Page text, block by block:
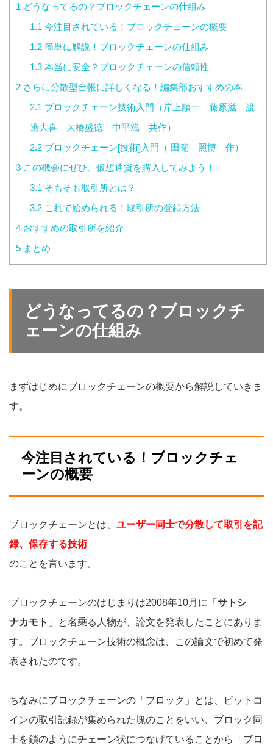
1 どうなってるの？ブロックチェーンの仕組み
1.1 今注目されている！ブロックチェーンの概要
1.2簡単に解説！ブロックチェーンの仕組み
1.3本当に安全？ブロックチェーンの信頼性
2 さらに分散型台帳に詳しくなる！編集部おすすめの本
2.1 ブロックチェーン技術入門（岸上順一 藤原滋 渡
邊大喜 大橋盛徳 中平篤 共作）
2.2ブロックチェーン[技術]入門（ 田篭 照博 作）
3 この機会にぜひ、仮想通貨を購入してみよう！
3.1 そもそも取引所とは？
3.2これで始められる！取引所の登録方法
4 おすすめの取引所を紹介
5 まとめ
どうなってるの？ブロックチ
ェーンの仕組み
まずはじめにブロックチェーンの概要から解説していきま
す。
今注目されている！ブロックチェ
ーンの概要
ブロックチェーンとは、 ユーザー同士で分散して取引を記
録、保存する技術
のことを言います。
ブロックチェーンのはじまりは2008年10月に「 サトシ
ナカモト 」と名乗る人物が、論文を発表したことにありま
す。ブロックチェーン技術の概念は、この論文で初めて発
表されたのです。
ちなみにブロックチェーンの「ブロック」とは、ビットコ
インの取引記録が集められた塊のことをいい、ブロック同
士を鎖のようにチェーン状につなげていることから「ブロ